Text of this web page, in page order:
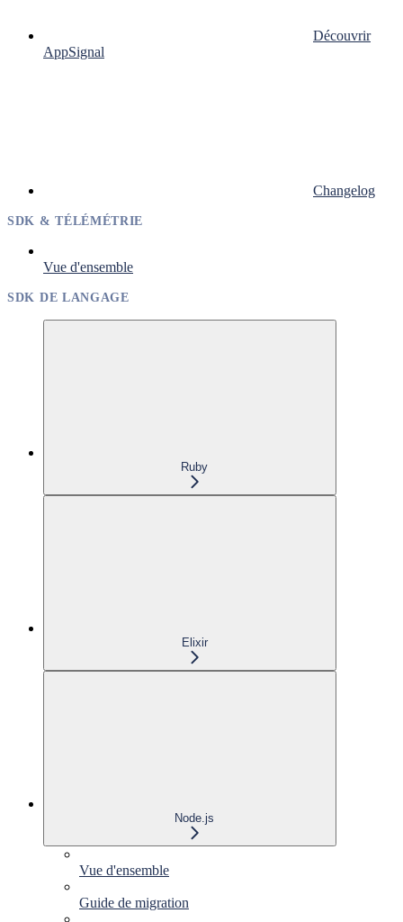
Découvrir
AppSignal
Changelog
SDK & TÉLÉMÉTRIE
Vue d'ensemble
SDK DE LANGAGE
Ruby
Elixir
Node.js
Vue d'ensemble
Guide de migration